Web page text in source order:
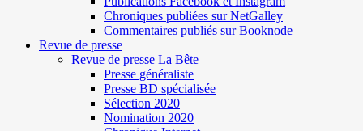
Chroniques publiées sur NetGalley
Commentaires publiés sur Booknode
Revue de presse
Revue de presse La Bête
Presse généraliste
Presse BD spécialisée
Sélection 2020
Nomination 2020